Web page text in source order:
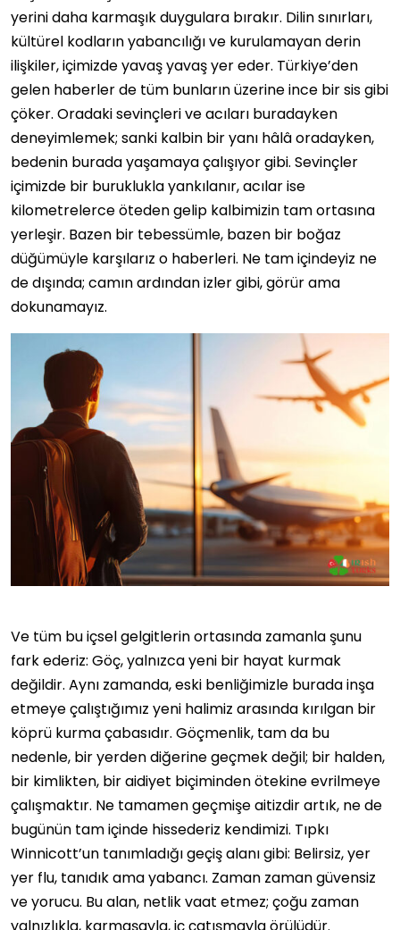
yerini daha karmaşık duygulara bırakır. Dilin sınırları,
kültürel kodların yabancılığı ve kurulamayan derin
ilişkiler, içimizde yavaş yavaş yer eder. Türkiye’den
gelen haberler de tüm bunların üzerine ince bir sis gibi
çöker. Oradaki sevinçleri ve acıları buradayken
deneyimlemek; sanki kalbin bir yanı hâlâ oradayken,
bedenin burada yaşamaya çalışıyor gibi. Sevinçler
içimizde bir buruklukla yankılanır, acılar ise
kilometrelerce öteden gelip kalbimizin tam ortasına
yerleşir. Bazen bir tebessümle, bazen bir boğaz
düğümüyle karşılarız o haberleri. Ne tam içindeyiz ne
de dışında; camın ardından izler gibi, görür ama
dokunamayız.
Ve tüm bu içsel gelgitlerin ortasında zamanla şunu
fark ederiz: Göç, yalnızca yeni bir hayat kurmak
değildir. Aynı zamanda, eski benliğimizle burada inşa
etmeye çalıştığımız yeni halimiz arasında kırılgan bir
köprü kurma çabasıdır. Göçmenlik, tam da bu
nedenle, bir yerden diğerine geçmek değil; bir halden,
bir kimlikten, bir aidiyet biçiminden ötekine evrilmeye
çalışmaktır. Ne tamamen geçmişe aitizdir artık, ne de
bugünün tam içinde hissederiz kendimizi. Tıpkı
Winnicott’un tanımladığı geçiş alanı gibi: Belirsiz, yer
yer flu, tanıdık ama yabancı. Zaman zaman güvensiz
ve yorucu. Bu alan, netlik vaat etmez; çoğu zaman